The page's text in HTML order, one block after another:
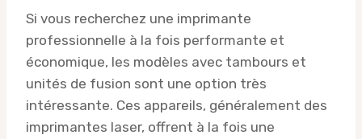
Si vous recherchez une imprimante
professionnelle à la fois performante et
économique, les modèles avec tambours et
unités de fusion sont une option très
intéressante. Ces appareils, généralement des
imprimantes laser, offrent à la fois une